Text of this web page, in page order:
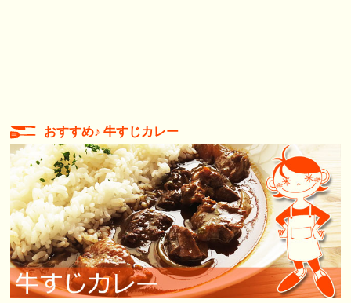
おすすめ♪ 牛すじカレー